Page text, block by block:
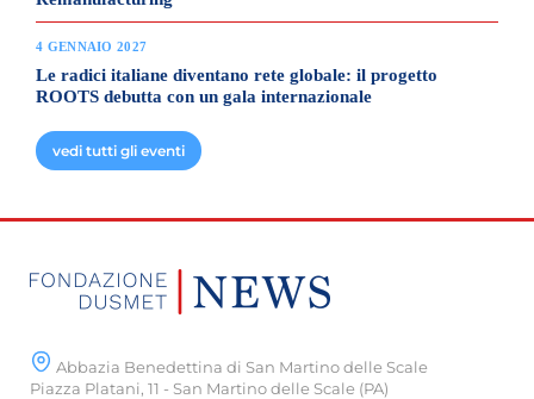
4 GENNAIO 2027
Le radici italiane diventano rete globale: il progetto
ROOTS debutta con un gala internazionale
vedi tutti gli eventi
Abbazia Benedettina di San Martino delle Scale
Piazza Platani, 11 - San Martino delle Scale (PA)